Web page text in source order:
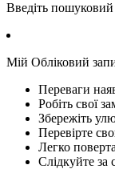
Введіть пошуковий
Мій Обліковий
Переваги
Робіть свої
Збережіть
Перевірте
Легко
Слідкуйте